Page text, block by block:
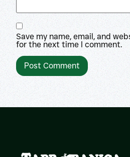
Save my name, email, and
for the next time I comment.